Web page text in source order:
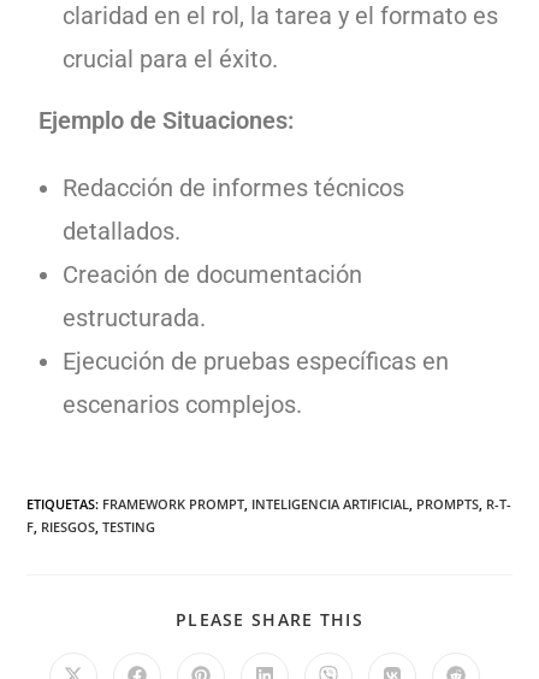
claridad en el rol, la tarea y el formato es
crucial para el éxito.
Ejemplo de Situaciones:
Redacción de informes técnicos
detallados.
Creación de documentación
estructurada.
Ejecución de pruebas específicas en
escenarios complejos.
ETIQUETAS: FRAMEWORK PROMPT, INTELIGENCIA ARTIFICIAL, PROMPTS, R-T-
F, RIESGOS, TESTING
PLEASE SHARE THIS